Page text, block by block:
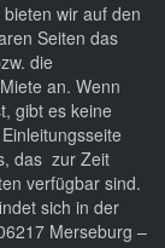
wir auf den
Seiten das
die
an. Wenn
gibt es keine
das zur Zeit
verfügbar sind.
sich in der
Merseburg –